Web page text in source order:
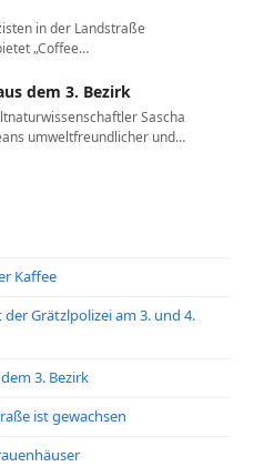
in der Landstraße
„Coffee…
dem 3. Bezirk
Sascha
umweltfreundlicher und…
Kaffee
Grätzlpolizei am 3. und 4.
3. Bezirk
ist gewachsen